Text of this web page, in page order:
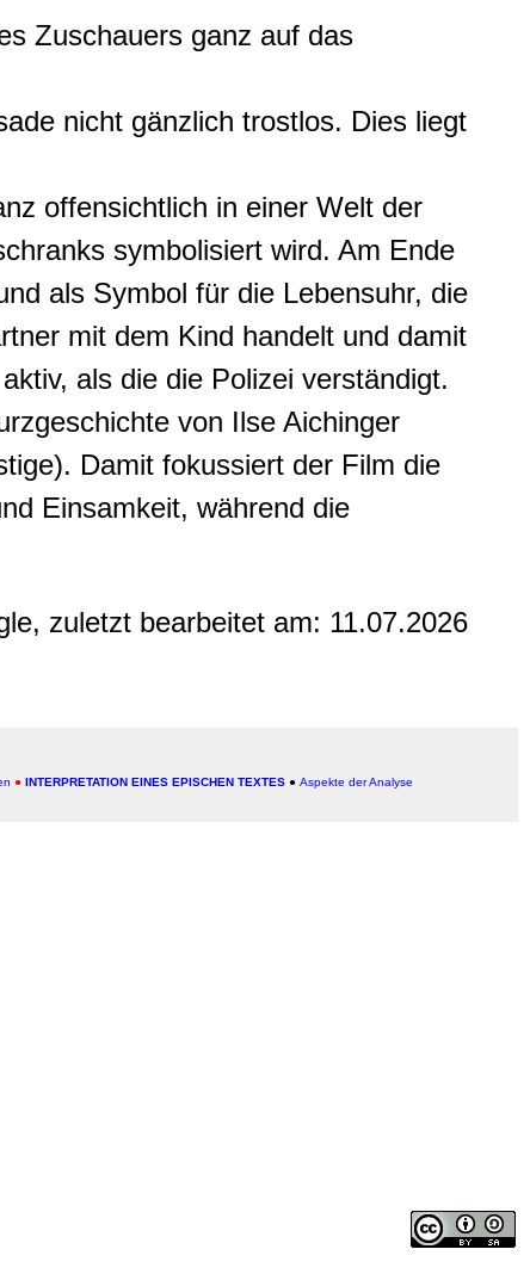
Zuschauers ganz auf das
nicht gänzlich trostlos. Dies liegt
offensichtlich in einer Welt der
symbolisiert wird. Am Ende
als Symbol für die Lebensuhr, die
mit dem Kind handelt und damit
als die die Polizei verständigt.
von Ilse Aichinger
Damit fokussiert der Film die
Einsamkeit, während die
zuletzt bearbeitet am: 11.07.2026
● INTERPRETATION EINES EPISCHEN TEXTES ● Aspekte der Analyse